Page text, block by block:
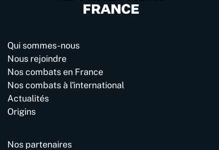
Qui sommes-nous
Nous rejoindre
Nos combats en France
Nos combats à l'international
Actualités
Origins
Nos partenaires